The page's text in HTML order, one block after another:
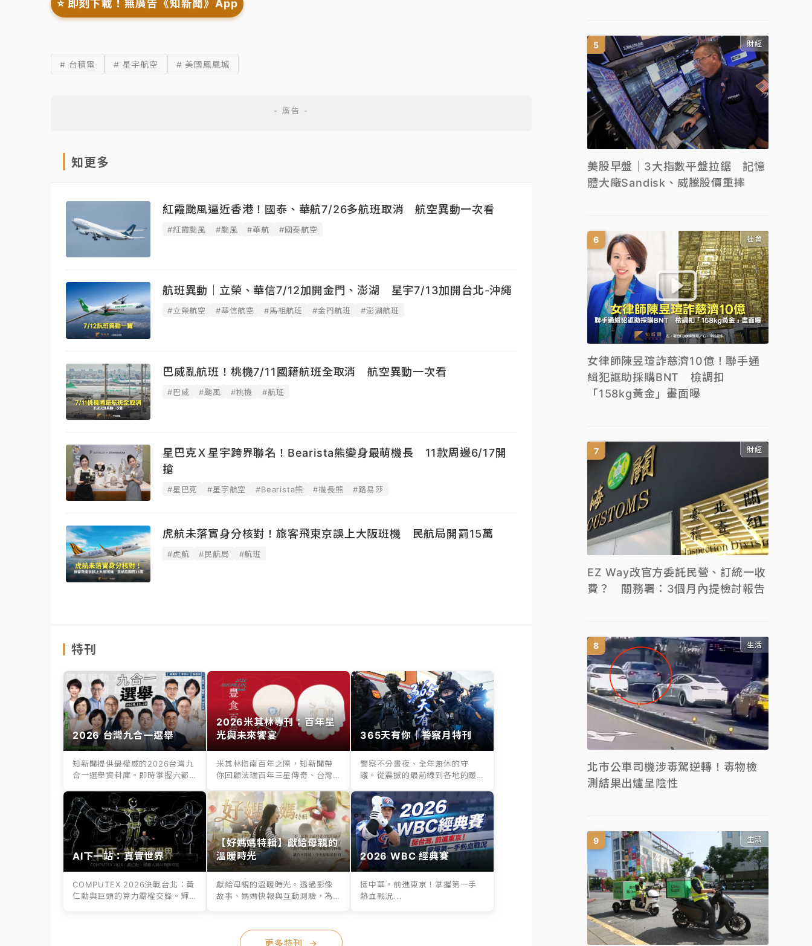
⭐️ 即刻下載！無廣告《知新聞》App
# 台積電 # 星宇航空 # 美國鳳凰城
知更多
紅霞颱風逼近香港！國泰、華航7/26多航班取消 航空異動一次看
#紅霞颱風 #颱風 #華航 #國泰航空
航班異動｜立榮、華信7/12加開金門、澎湖 星宇7/13加開台北-沖繩
#立榮航空 #華信航空 #馬祖航班 #金門航班 #澎湖航班
巴威亂航班！桃機7/11國籍航班全取消 航空異動一次看
#巴威 #颱風 #桃機 #航班
星巴克Ｘ星宇跨界聯名！Bearista熊變身最萌機長 11款周邊6/17開
搶
#星巴克 #星宇航空 #Bearista熊 #機長熊 #路易莎
虎航未落實身分核對！旅客飛東京誤上大阪班機 民航局開罰15萬
#虎航 #民航局 #航班
特刊
2026 台灣九合一選舉
知新聞提供最權威的2026台灣九
合一選舉資料庫。即時掌握六都
2026米其林專刊：百年星
光與未來饗宴
米其林指南百年之際，知新聞帶
你回顧法瑞百年三星傳奇、台灣
365天有你｜警察月特刊
警察不分晝夜、全年無休的守
護。從震撼的最前線到各地的暖
AI下一站：真實世界
COMPUTEX 2026決戰台北：黃
仁勳與巨頭的算力霸權交鋒。輝
【好媽媽特輯】獻給母親的
溫暖時光
獻給母親的溫暖時光。透過影像
故事、媽媽快報與互動測驗，為
2026 WBC 經典賽
挺中華，前進東京！掌握第一手
熱血戰況...
更多特刊 →
財經
美股早盤｜3大指數平盤拉鋸 記憶
體大廠Sandisk、威騰股價重摔
社會
女律師陳昱瑄詐慈濟10億！聯手通
緝犯誆助採購BNT 檢調扣
「158kg黃金」畫面曝
財經
EZ Way改官方委託民營、訂統一收
費？ 關務署：3個月內提檢討報告
生活
北市公車司機涉毒駕逆轉！毒物檢
測結果出爐呈陰性
生活